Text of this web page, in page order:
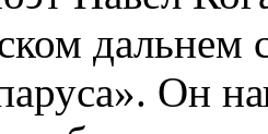
дальнем
Он